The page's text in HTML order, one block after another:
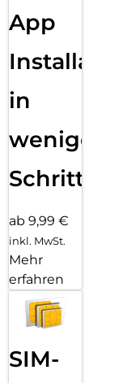
App
Installation
in
wenigen
Schritten
ab 9,99 €
inkl. MwSt.
Mehr
erfahren
SIM-